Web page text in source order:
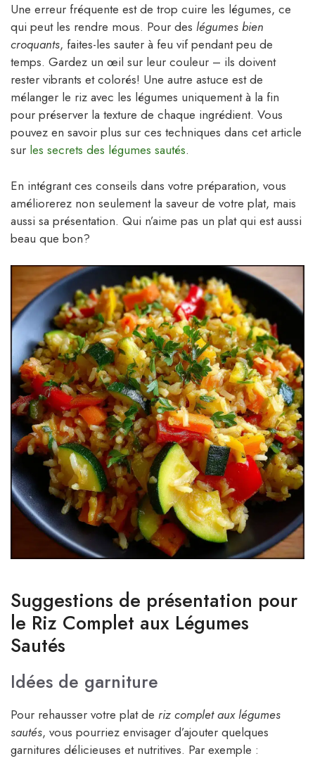
Une erreur fréquente est de trop cuire les légumes, ce
qui peut les rendre mous. Pour des légumes bien
croquants, faites-les sauter à feu vif pendant peu de
temps. Gardez un œil sur leur couleur – ils doivent
rester vibrants et colorés! Une autre astuce est de
mélanger le riz avec les légumes uniquement à la fin
pour préserver la texture de chaque ingrédient. Vous
pouvez en savoir plus sur ces techniques dans cet article
sur les secrets des légumes sautés.
En intégrant ces conseils dans votre préparation, vous
améliorerez non seulement la saveur de votre plat, mais
aussi sa présentation. Qui n’aime pas un plat qui est aussi
beau que bon?
Suggestions de présentation pour
le Riz Complet aux Légumes
Sautés
Idées de garniture
Pour rehausser votre plat de riz complet aux légumes
sautés, vous pourriez envisager d’ajouter quelques
garnitures délicieuses et nutritives. Par exemple :